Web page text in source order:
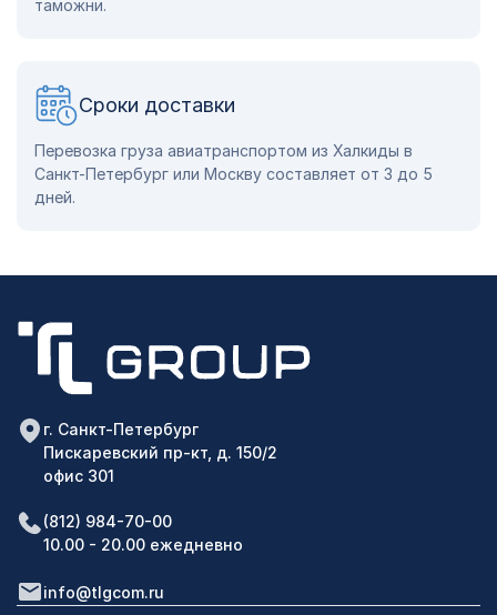
таможни.
Сроки доставки
Перевозка груза авиатранспортом из Халкиды в
Санкт-Петербург или Москву составляет от 3 до 5
дней.
г. Санкт-Петербург
Пискаревский пр-кт, д. 150/2
офис 301
(812) 984-70-00
10.00 - 20.00 ежедневно
info@tlgcom.ru